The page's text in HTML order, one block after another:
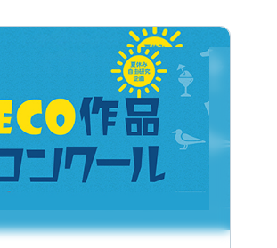
べる楽しさを知る「食育」の場とし
マ同士のコミュニケーションや親子
場として提供しています。